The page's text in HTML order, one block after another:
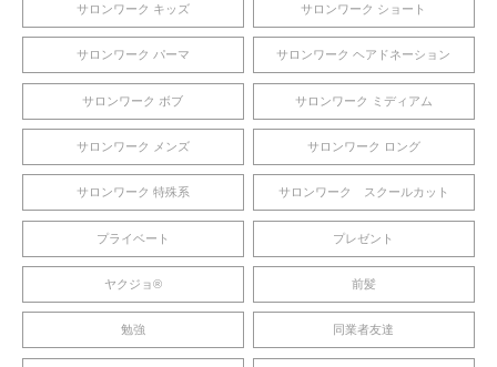
サロンワーク キッズ サロンワーク ショート
サロンワーク パーマ サロンワーク ヘアドネーション
サロンワーク ボブ サロンワーク ミディアム
サロンワーク メンズ サロンワーク ロング
サロンワーク 特殊系 サロンワーク スクールカット
プライベート プレゼント
ヤクジョ®︎ 前髪
勉強 同業者友達